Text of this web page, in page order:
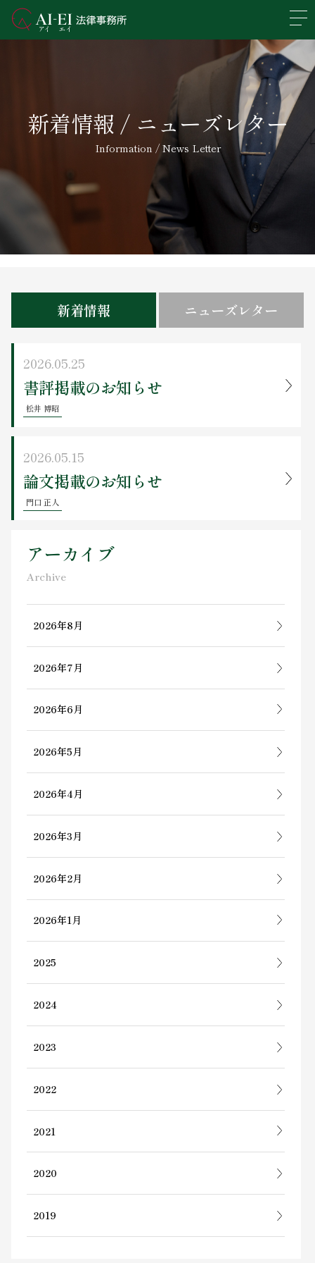
新着情報 / ニューズレター
Information / News Letter
新着情報 ニューズレター
2026.05.25
書評掲載のお知らせ
松井 博昭
2026.05.15
論文掲載のお知らせ
門口 正人
アーカイブ
Archive
2026年8月
2026年7月
2026年6月
2026年5月
2026年4月
2026年3月
2026年2月
2026年1月
2025
2024
2023
2022
2021
2020
2019
事務所概要
業務分野
所属弁護士紹介
アクセス
新着情報
お問い合わせ